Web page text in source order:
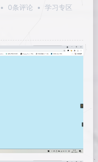
• 0条评论 • 学习专区